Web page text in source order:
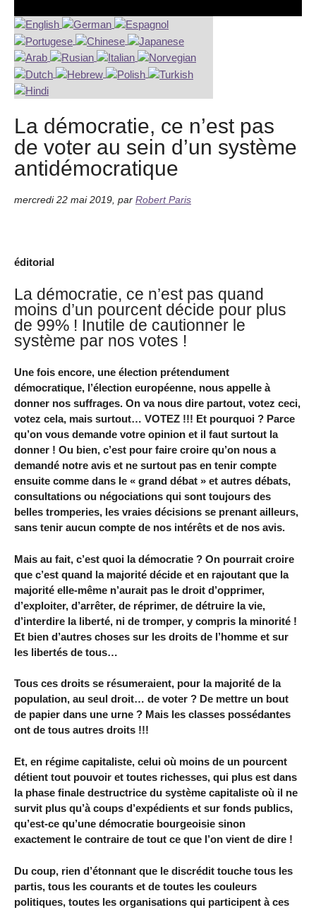
La démocratie, ce n’est pas
de voter au sein d’un système
antidémocratique
mercredi 22 mai 2019 par Robert Paris
éditorial
La démocratie, ce n’est pas quand
moins d’un pourcent décide pour plus
de 99% ! Inutile de cautionner le
système par nos votes !
Une fois encore, une élection prétendument
démocratique, l’élection européenne, nous appelle à
donner nos suffrages. On va nous dire partout, votez ceci,
votez cela, mais surtout… VOTEZ !!! Et pourquoi ? Parce
qu’on vous demande votre opinion et il faut surtout la
donner ! Ou bien, c’est pour faire croire qu’on nous a
demandé notre avis et ne surtout pas en tenir compte
ensuite comme dans le « grand débat » et autres débats,
consultations ou négociations qui sont toujours des
belles tromperies, les vraies décisions se prenant ailleurs,
sans tenir aucun compte de nos intérêts et de nos avis.
Mais au fait, c’est quoi la démocratie ? On pourrait croire
que c’est quand la majorité décide et en rajoutant que la
majorité elle-même n’aurait pas le droit d’opprimer,
d’exploiter, d’arrêter, de réprimer, de détruire la vie,
d’interdire la liberté, ni de tromper, y compris la minorité !
Et bien d’autres choses sur les droits de l’homme et sur
les libertés de tous…
Tous ces droits se résumeraient, pour la majorité de la
population, au seul droit… de voter ? De mettre un bout
de papier dans une urne ? Mais les classes possédantes
ont de tous autres droits !!!
Et, en régime capitaliste, celui où moins de un pourcent
détient tout pouvoir et toutes richesses, qui plus est dans
la phase finale destructrice du système capitaliste où il ne
survit plus qu’à coups d’expédients et sur fonds publics,
qu’est-ce qu’une démocratie bourgeoisie sinon
exactement le contraire de tout ce que l’on vient de dire !
Du coup, rien d’étonnant que le discrédit touche tous les
partis, tous les courants et de toutes les couleurs
politiques, toutes les organisations qui participent à ces